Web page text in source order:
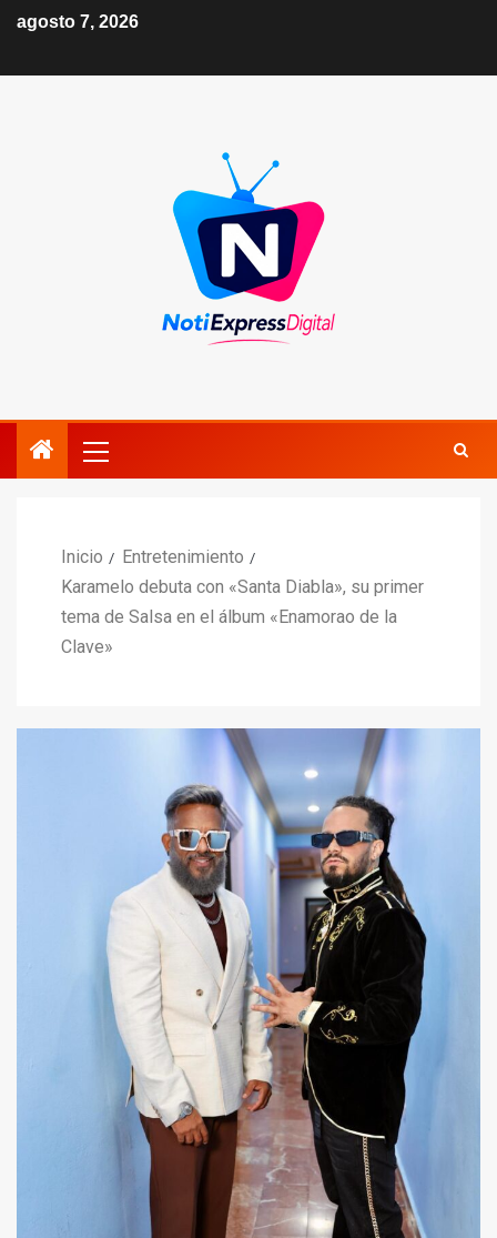
agosto 7, 2026
Inicio
Entretenimiento
Karamelo debuta con «Santa Diabla», su primer
tema de Salsa en el álbum «Enamorao de la
Clave»